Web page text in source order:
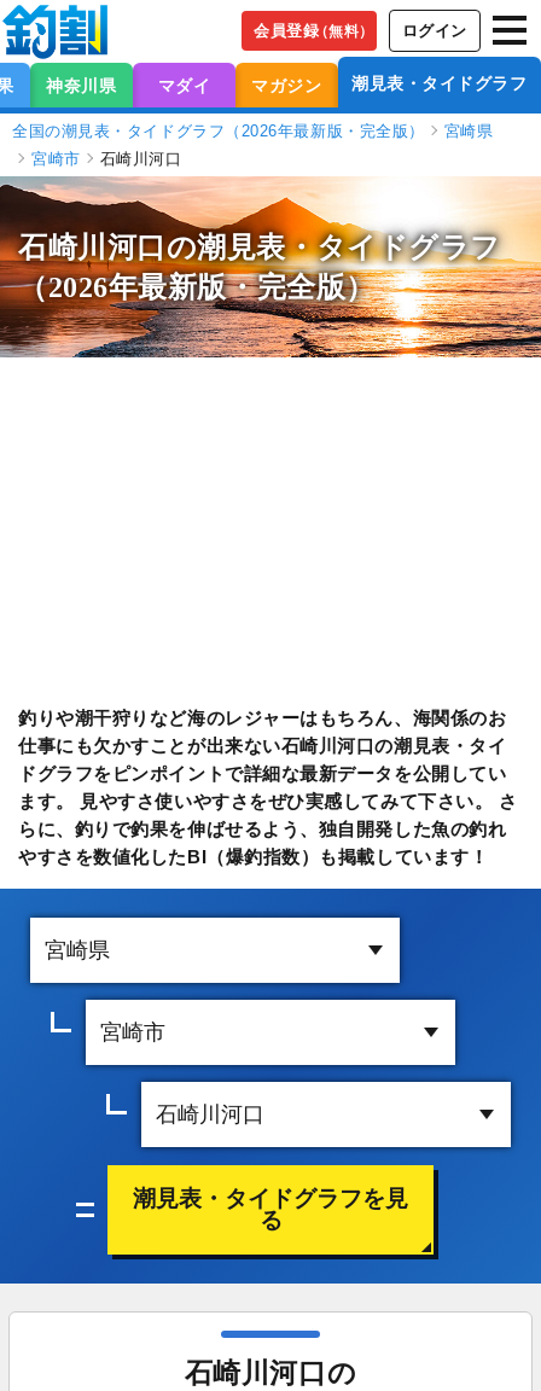
会員登録（無料） ログイン
神奈川県 マダイ マガジン 潮見表・タイドグラフ
全国の潮見表・タイドグラフ（2026年最新版・完全版）
宮崎県
宮崎市
石崎川河口
石崎川河口の潮見表・タイドグラフ
（2026年最新版・完全版）
釣りや潮干狩りなど海のレジャーはもちろん、海関係のお
仕事にも欠かすことが出来ない石崎川河口の潮見表・タイ
ドグラフをピンポイントで詳細な最新データを公開してい
ます。 見やすさ使いやすさをぜひ実感してみて下さい。 さ
らに、釣りで釣果を伸ばせるよう、独自開発した魚の釣れ
やすさを数値化したBI（爆釣指数）も掲載しています！
潮見表・タイドグラフを見
る
石崎川河口の